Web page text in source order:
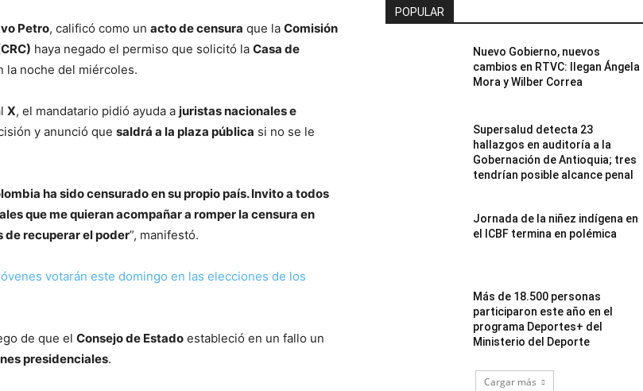
Petro, calificó como un acto de censura que la Comisión
haya negado el permiso que solicitó la Casa de
la noche del miércoles.
X, el mandatario pidió ayuda a juristas nacionales e
y anunció que saldrá a la plaza pública si no se le
ha sido censurado en su propio país. Invito a todos
que me quieran acompañar a romper la censura en
de recuperar el poder”, manifestó.
votarán este domingo en las elecciones de los
de que el Consejo de Estado estableció en un fallo un
presidenciales.
POPULAR
Nuevo Gobierno, nuevos
cambios en RTVC: llegan Ángela
Mora y Wilber Correa
Supersalud detecta 23
hallazgos en auditoría a la
Gobernación de Antioquia; tres
tendrían posible alcance penal
Jornada de la niñez indígena en
el ICBF termina en polémica
Más de 18.500 personas
participaron este año en el
programa Deportes+ del
Ministerio del Deporte
Cargar más